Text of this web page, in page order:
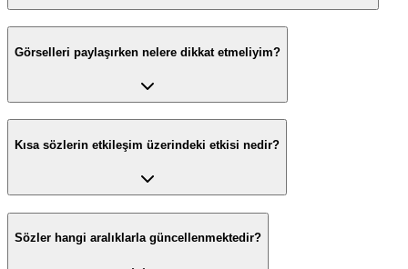
Görselleri paylaşırken nelere dikkat etmeliyim?
Kısa sözlerin etkileşim üzerindeki etkisi nedir?
Sözler hangi aralıklarla güncellenmektedir?